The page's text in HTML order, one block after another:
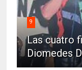
9
Las cuatro
Diomedes